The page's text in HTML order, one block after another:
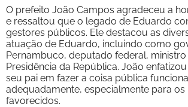
O prefeito João Campos agradeceu a
e ressaltou que o legado de Eduardo
gestores públicos. Ele destacou as
atuação de Eduardo, incluindo como
Pernambuco, deputado federal,
Presidência da República. João
seu pai em fazer a coisa pública
adequadamente, especialmente para os
favorecidos.